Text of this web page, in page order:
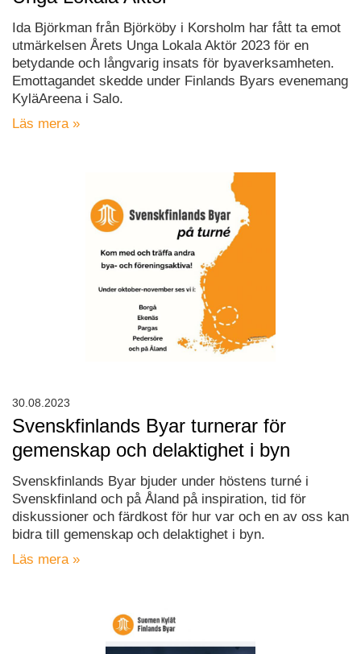
Ida Björkman från Björköby i Korsholm har fått ta emot
utmärkelsen Årets Unga Lokala Aktör 2023 för en
betydande och långvarig insats för byaverksamheten.
Emottagandet skedde under Finlands Byars evenemang
KyläAreena i Salo.
Läs mera »
Svenskfinlands Byar turnerar för
gemenskap och delaktighet i byn
Svenskfinlands Byar bjuder under höstens turné i
Svenskfinland och på Åland på inspiration, tid för
diskussioner och färdkost för hur var och en av oss kan
bidra till gemenskap och delaktighet i byn.
Läs mera »
30.08.2023